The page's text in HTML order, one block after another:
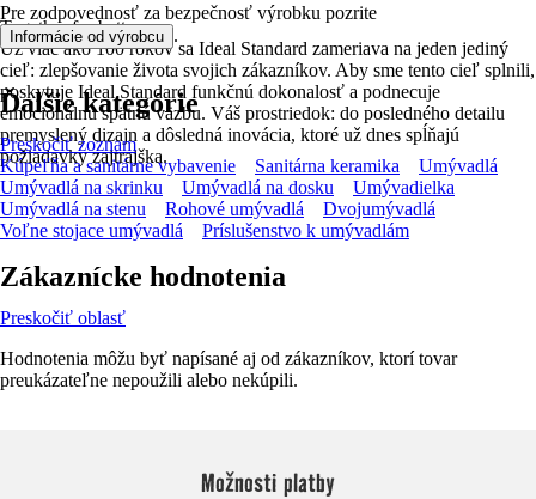
Together for better
Už viac ako 100 rokov sa Ideal Standard zameriava na jeden jediný
cieľ: zlepšovanie života svojich zákazníkov. Aby sme tento cieľ splnili,
poskytuje Ideal Standard funkčnú dokonalosť a podnecuje
emocionálnu spätnú väzbu. Váš prostriedok: do posledného detailu
premyslený dizajn a dôsledná inovácia, ktoré už dnes spĺňajú
požiadavky zajtrajška.
Pre zodpovednosť za bezpečnosť výrobku pozrite
Informácie od výrobcu .
Ďalšie kategórie
Preskočiť zoznam
Kúpeľňa a sanitárne vybavenie
Sanitárna keramika
Umývadlá
Umývadlá na skrinku
Umývadlá na dosku
Umývadielka
Umývadlá na stenu
Rohové umývadlá
Dvojumývadlá
Voľne stojace umývadlá
Príslušenstvo k umývadlám
Zákaznícke hodnotenia
Preskočiť oblasť
Hodnotenia môžu byť napísané aj od zákazníkov, ktorí tovar
preukázateľne nepoužili alebo nekúpili.
Možnosti platby